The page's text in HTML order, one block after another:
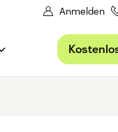
Anmelden